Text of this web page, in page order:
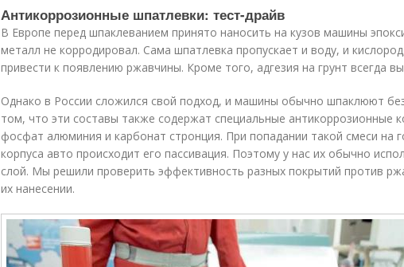
Антикоррозионные шпатлевки: тест-драйв
В Европе перед шпаклеванием принято наносить на кузов машины
металл не корродировал. Сама шпатлевка пропускает и воду, и
привести к появлению ржавчины. Кроме того, адгезия на грунт всегда
Однако в России сложился свой подход, и машины обычно шпаклюют
том, что эти составы также содержат специальные антикоррозионные
фосфат алюминия и карбонат стронция. При попадании такой смеси на
корпуса авто происходит его пассивация. Поэтому у нас их обычно
слой. Мы решили проверить эффективность разных покрытий против
их нанесении.